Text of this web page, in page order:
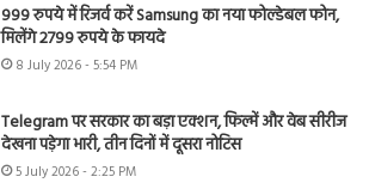
999 रुपये में रिजर्व करें Samsung का नया फोल्डेबल फोन,
मिलेंगे 2799 रुपये के फायदे
8 July 2026 - 5:54 PM
Telegram पर सरकार का बड़ा एक्शन, फिल्में और वेब सीरीज
देखना पड़ेगा भारी, तीन दिनों में दूसरा नोटिस
5 July 2026 - 2:25 PM